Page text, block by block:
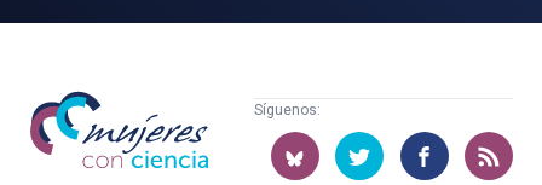
Mujeres
con
ciencia
Síguenos: